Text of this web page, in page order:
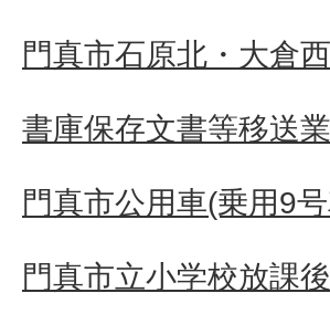
門真市石原北・大倉
書庫保存文書等移送
門真市公用車(乗用9
門真市立小学校放課